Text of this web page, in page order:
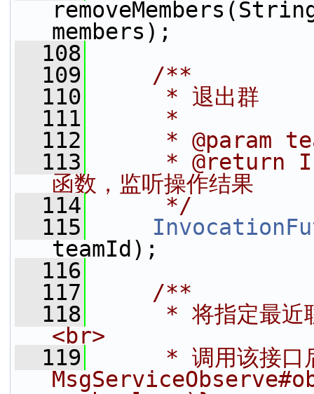
members);
  108
  109
    /**
  110
     * 退出群
  111
     *
  112
* @param
  113
* @return
函数，监听操作结果
  114
     */
  115
teamId);
  116
  117
    /**
  118
* 将指定最近
<br>
  119
* 调用该接口